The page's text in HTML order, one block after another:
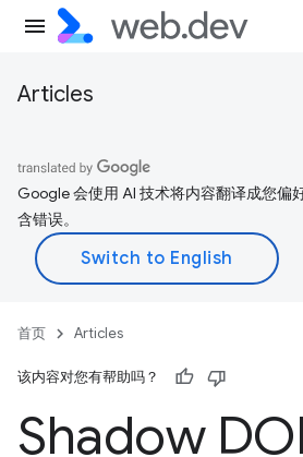
Articles
Google 会使用 AI 技术将内容翻译成您偏
含错误。
首页 Articles
该内容对您有帮助吗？
Shadow